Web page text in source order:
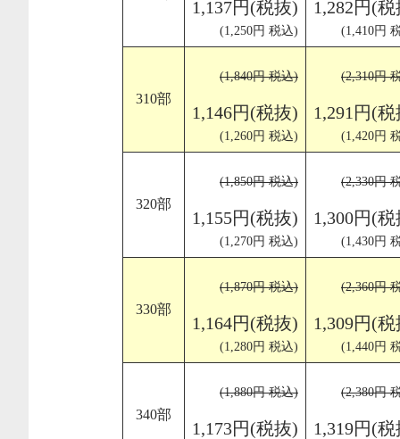
1,137円(税抜)
(1,250円 税込)
1,282円(
(1,410円
310部
(1,840円 税込)
1,146円(税抜)
(1,260円 税込)
(2,310円
1,291円(
(1,420円
320部
(1,850円 税込)
1,155円(税抜)
(1,270円 税込)
(2,330円
1,300円(
(1,430円
330部
(1,870円 税込)
1,164円(税抜)
(1,280円 税込)
(2,360円
1,309円(
(1,440円
340部
(1,880円 税込)
1,173円(税抜)
(2,380円
1,319円(